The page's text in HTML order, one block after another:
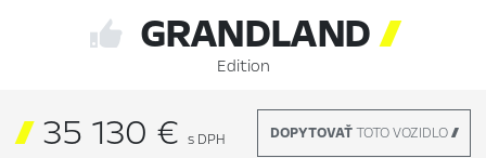
GRANDLAND
Edition
35 130 € s DPH DOPYTOVAŤTOTO VOZIDLO 